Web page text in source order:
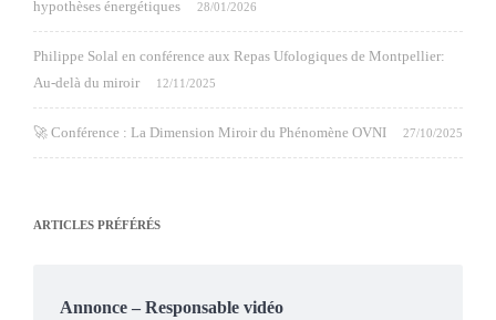
hypothèses énergétiques
28/01/2026
Philippe Solal en conférence aux Repas Ufologiques de Montpellier:
Au-delà du miroir
12/11/2025
🚀 Conférence : La Dimension Miroir du Phénomène OVNI 27/10/2025
ARTICLES PRÉFÉRÉS
Annonce – Responsable vidéo